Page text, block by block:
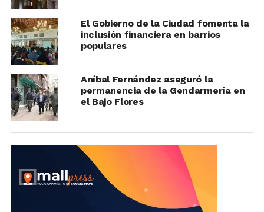
El Gobierno de la Ciudad fomenta la
inclusión financiera en barrios
populares
Aníbal Fernández aseguró la
permanencia de la Gendarmería en
el Bajo Flores